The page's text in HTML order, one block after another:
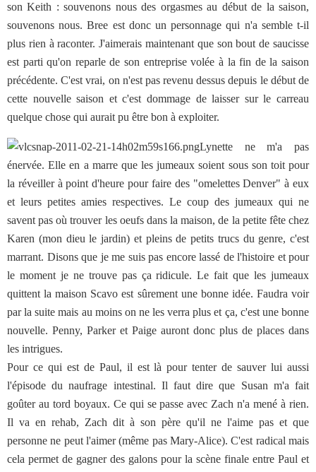
son Keith : souvenons nous des orgasmes au début de la saison,
souvenons nous. Bree est donc un personnage qui n'a semble t-il
plus rien à raconter. J'aimerais maintenant que son bout de saucisse
est parti qu'on reparle de son entreprise volée à la fin de la saison
précédente. C'est vrai, on n'est pas revenu dessus depuis le début de
cette nouvelle saison et c'est dommage de laisser sur le carreau
quelque chose qui aurait pu être bon à exploiter.
Lynette ne m'a pas
énervée. Elle en a marre que les jumeaux soient sous son toit pour
la réveiller à point d'heure pour faire des "omelettes Denver" à eux
et leurs petites amies respectives. Le coup des jumeaux qui ne
savent pas où trouver les oeufs dans la maison, de la petite fête chez
Karen (mon dieu le jardin) et pleins de petits trucs du genre, c'est
marrant. Disons que je me suis pas encore lassé de l'histoire et pour
le moment je ne trouve pas ça ridicule. Le fait que les jumeaux
quittent la maison Scavo est sûrement une bonne idée. Faudra voir
par la suite mais au moins on ne les verra plus et ça, c'est une bonne
nouvelle. Penny, Parker et Paige auront donc plus de places dans
les intrigues.
Pour ce qui est de Paul, il est là pour tenter de sauver lui aussi
l'épisode du naufrage intestinal. Il faut dire que Susan m'a fait
goûter au tord boyaux. Ce qui se passe avec Zach n'a mené à rien.
Il va en rehab, Zach dit à son père qu'il ne l'aime pas et que
personne ne peut l'aimer (même pas Mary-Alice). C'est radical mais
cela permet de gagner des galons pour la scène finale entre Paul et